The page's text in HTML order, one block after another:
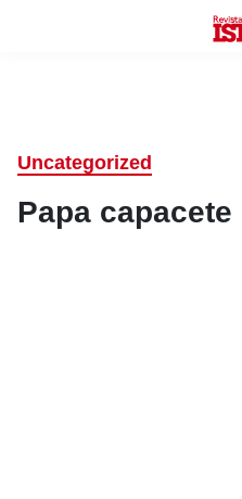
Uncategorized
Papa capacete